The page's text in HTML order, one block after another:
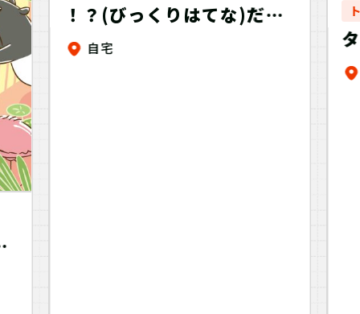
！？(びっくりはてな)だら
けのナゾ【制作：ナゾトキ
自宅